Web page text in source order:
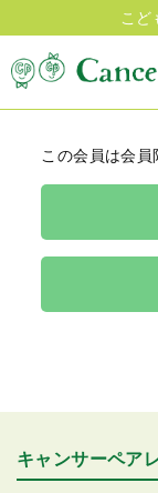
こど
この会員は会員
キャンサーペア